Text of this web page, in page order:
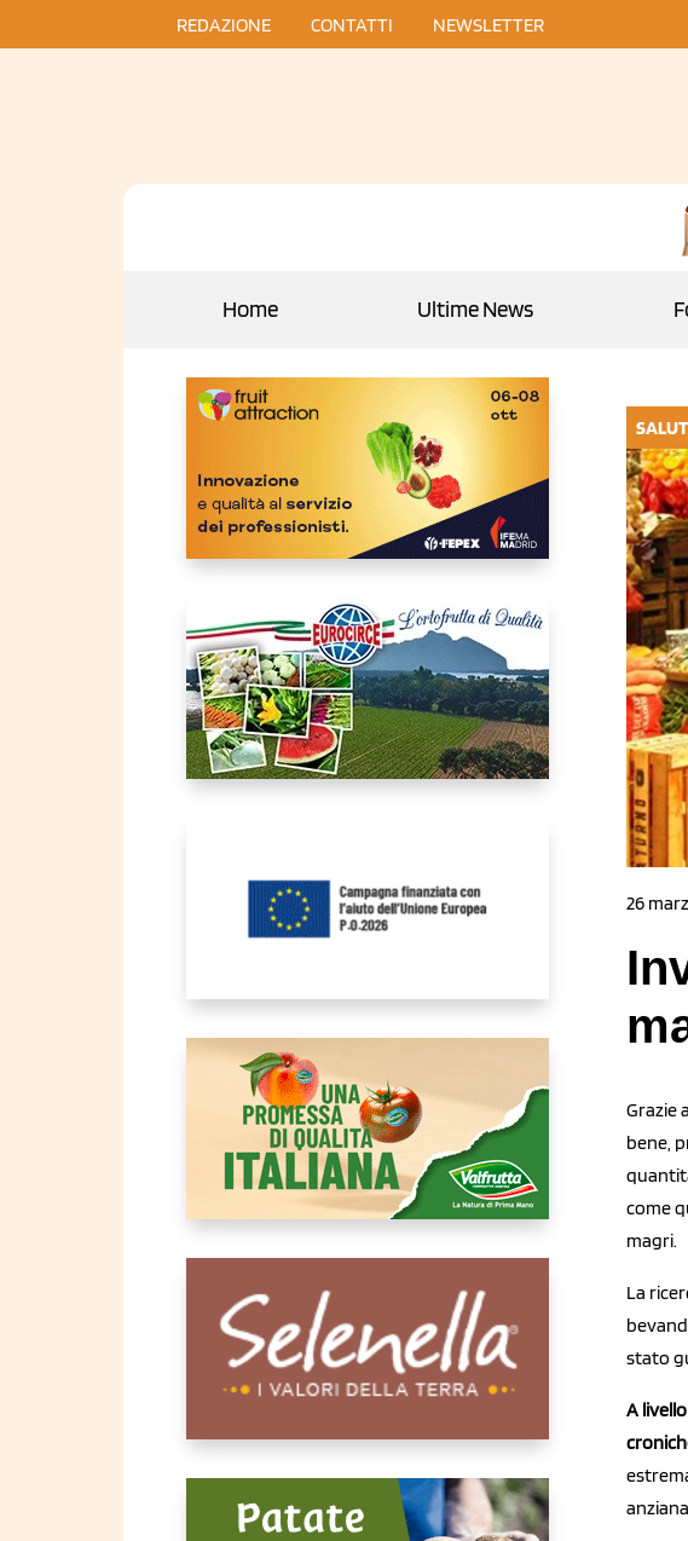
REDAZIONE CONTATTI NEWSLETTER
Home Ultime News
26
Grazie
bene,
come
magri.
La
stato
A